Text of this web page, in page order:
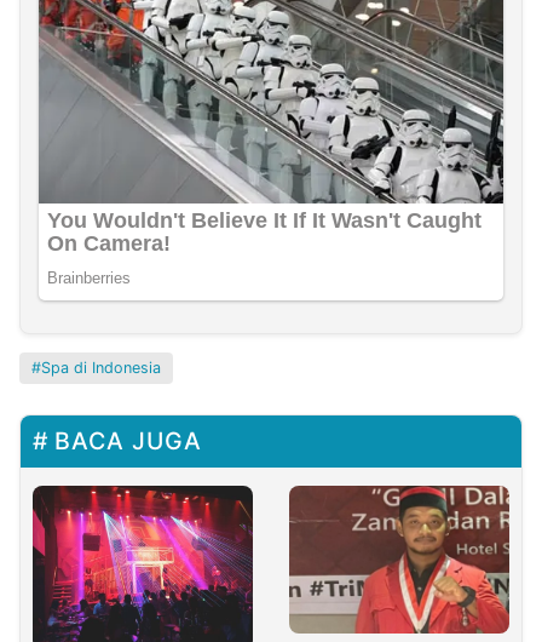
Spa di Indonesia
BACA JUGA